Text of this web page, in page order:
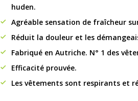
huden.
Agréable sensation de fraîcheur
Réduit la douleur et les
Fabriqué en Autriche. N° 1 des
Efficacité prouvée.
Les vêtements sont respirants et